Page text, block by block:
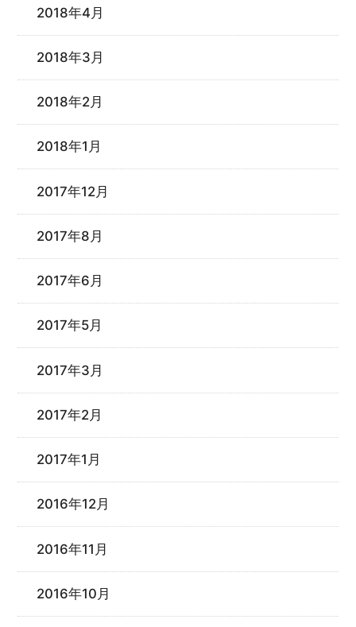
2018年4月
2018年3月
2018年2月
2018年1月
2017年12月
2017年8月
2017年6月
2017年5月
2017年3月
2017年2月
2017年1月
2016年12月
2016年11月
2016年10月